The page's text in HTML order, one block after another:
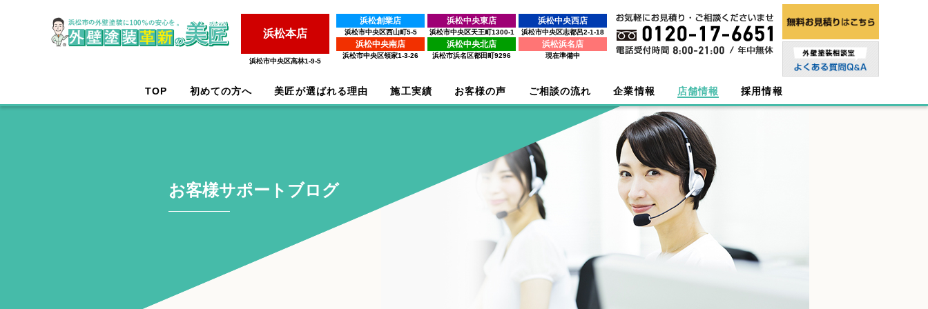
浜松本店
浜松市中央区高林1-9-5
浜松創業店
浜松市中央区西山町5-5
浜松中央東店
浜松市中央区天王町1300-1
浜松中央西店
浜松市中央区志都呂2-1-18
浜松中央南店
浜松市中央区領家1-3-26
浜松中央北店
浜松市浜名区都田町9296
浜松浜名店
現在準備中
TOP 初めての方へ 美匠が選ばれる理由 施工実績 お客様の声 ご相談の流れ 企業情報 店舗情報 採用情報
お客様サポートブログ